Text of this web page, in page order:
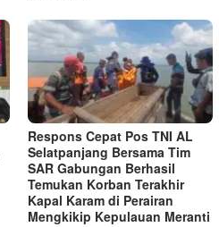
Respons Cepat Pos TNI AL
Selatpanjang Bersama Tim
SAR Gabungan Berhasil
Temukan Korban Terakhir
Kapal Karam di Perairan
Mengkikip Kepulauan Meranti